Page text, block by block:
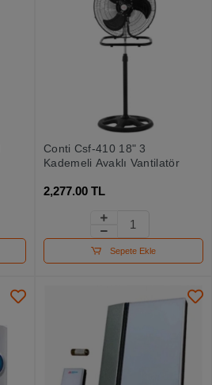
Conti Csf-410 18" 3
Kademeli Ayaklı Vantilatör
2,277.00 TL
Sepete Ekle